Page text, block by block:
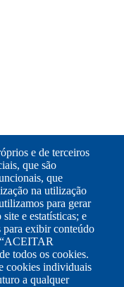
e de terceiros
que são
que
na utilização
para gerar
e estatísticas; e
para exibir conteúdo
“ACEITAR
todos os cookies.
cookies individuais
a qualquer